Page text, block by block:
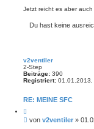
Jetzt reicht es aber
Du hast keine
v2ventiler
2-Step
Beiträge: 390
Registriert: 01.01.2013,
RE: MEINE SFC
i
t
Bvon v2ventiler »